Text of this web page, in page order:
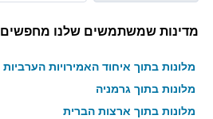
מדינות שמשתמשים שלנו מחפשים
מלונות בתוך איחוד האמירויות הערביות
מלונות בתוך גרמניה
מלונות בתוך ארצות הברית